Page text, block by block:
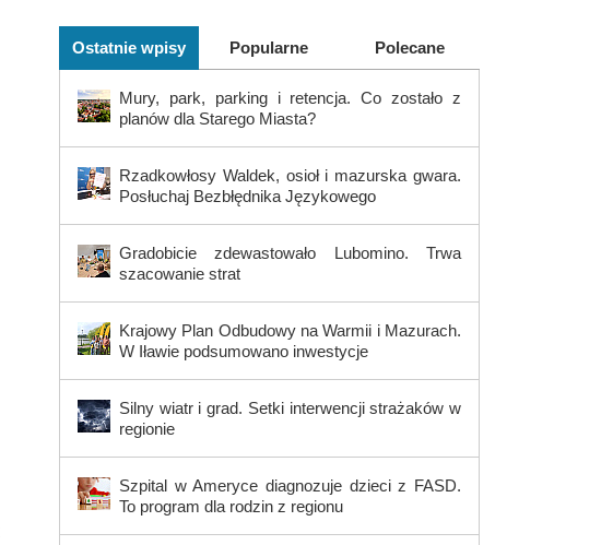
Ostatnie wpisy Popularne Polecane
Mury, park, parking i retencja. Co zostało z
planów dla Starego Miasta?
Rzadkowłosy Waldek, osioł i mazurska gwara.
Posłuchaj Bezbłędnika Językowego
Gradobicie zdewastowało Lubomino. Trwa
szacowanie strat
Krajowy Plan Odbudowy na Warmii i Mazurach.
W Iławie podsumowano inwestycje
Silny wiatr i grad. Setki interwencji strażaków w
regionie
Szpital w Ameryce diagnozuje dzieci z FASD.
To program dla rodzin z regionu